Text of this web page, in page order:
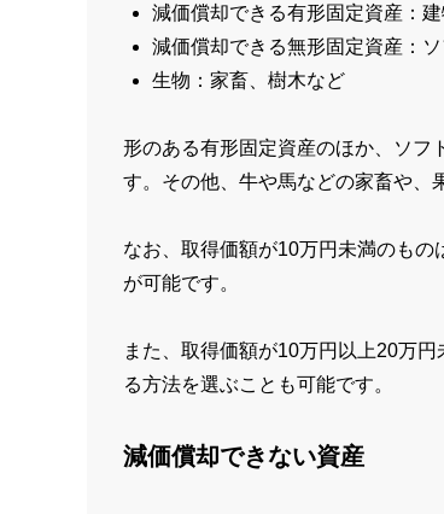
減価償却できる有形固定資産：
減価償却できる無形固定資産：
生物：家畜、樹木など
形のある有形固定資産のほか、ソフ
す。その他、牛や馬などの家畜や、
なお、取得価額が10万円未満のも
が可能です。
また、取得価額が10万円以上20万
る方法を選ぶことも可能です。
減価償却できない資産